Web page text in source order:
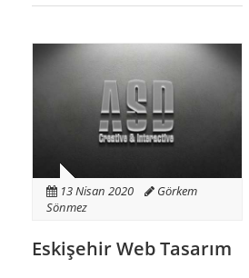
13 Nisan 2020
Görkem
Sönmez
Eskişehir Web Tasarım